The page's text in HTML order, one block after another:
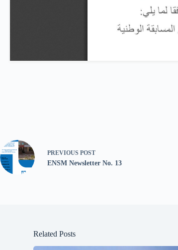
PREVIOUS POST
ENSM Newsletter No. 13
Related Posts